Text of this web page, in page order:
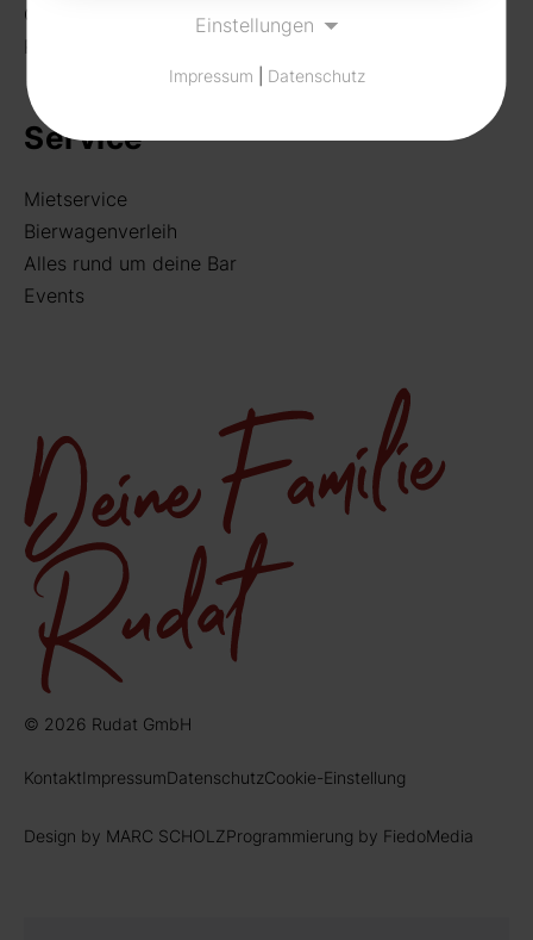
Craft Beer
Rund um deine Bar
Service
Mietservice
Bierwagenverleih
Alles rund um deine Bar
Events
© 2026 Rudat GmbH
KontaktImpressumDatenschutzCookie-Einstellung
Design by MARC SCHOLZProgrammierung by FiedoMedia
Einstellungen
Impressum Datenschutz